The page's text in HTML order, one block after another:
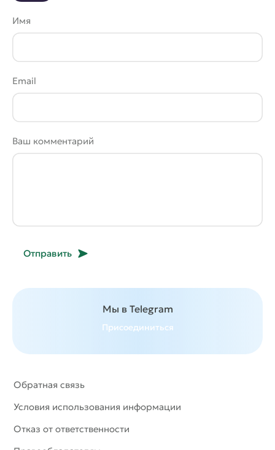
Имя
Email
Ваш комментарий
Отправить
Мы в Telegram
Присоединиться
Обратная связь
Условия использования информации
Отказ от ответственности